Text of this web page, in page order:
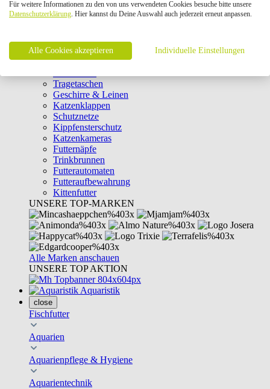
Intelligenzspielzeug
Laserpointer & Elektrospielzeug
Clicker & Target Sticks für Katzen
Weiteres Katzenspielzeug
Transportboxen
Tragetaschen
Geschirre & Leinen
Katzenklappen
Schutznetze
Kippfensterschutz
Katzenkameras
Futternäpfe
Trinkbrunnen
Futterautomaten
Futteraufbewahrung
Kittenfutter
UNSERE TOP-MARKEN
Alle Marken anschauen
UNSERE TOP AKTION
Aquaristik
close
Fischfutter
Aquarien
Aquarienpflege & Hygiene
Aquarientechnik
Für weitere Informationen zu den von uns verwendeten Cookies besuche bitte unsere
Datenschutzerklärung. Hier kannst du Deine Auswahl auch jederzeit erneut anpassen.
Alle Cookies akzeptieren Individuelle Einstellungen